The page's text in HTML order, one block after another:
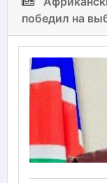
победил на